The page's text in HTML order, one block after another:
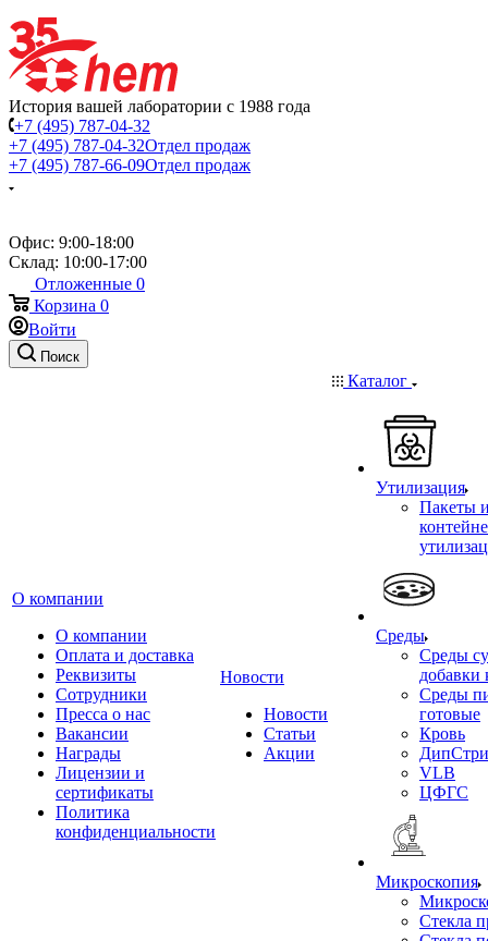
История вашей лаборатории с 1988 года
+7 (495) 787-04-32
+7 (495) 787-04-32Отдел продаж
+7 (495) 787-66-09Отдел продаж
Офис: 9:00-18:00
Склад: 10:00-17:00
Отложенные 0
Корзина 0
Войти
Поиск
О компании
О компании
Оплата и доставка
Реквизиты
Сотрудники
Пресса о нас
Вакансии
Награды
Лицензии и
сертификаты
Политика
конфиденциальности
Новости
Новости
Статьи
Акции
Каталог
Утилизация
Пакеты
Среды
Среды
добавки
Среды
готовые
Кровь
VLB
ЦФГС
Микроскопия
Стекла